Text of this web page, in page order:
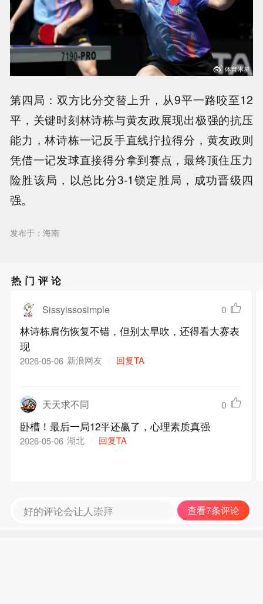
第四局：双方比分交替上升，从9平一路咬至12
平，关键时刻林诗栋与黄友政展现出极强的抗压
能力，林诗栋一记反手直线拧拉得分，黄友政则
凭借一记发球直接得分拿到赛点，最终顶住压力
险胜该局，以总比分3-1锁定胜局，成功晋级四
强。
发布于：海南
热门评论
Sissyissosimple 0
林诗栋肩伤恢复不错，但别太早吹，还得看大赛表
现
2026-05-06 新浪网友 回复TA
天天求不同 0
卧槽！最后一局12平还赢了，心理素质真强
2026-05-06 湖北 回复TA
好的评论会让人崇拜 查看7条评论